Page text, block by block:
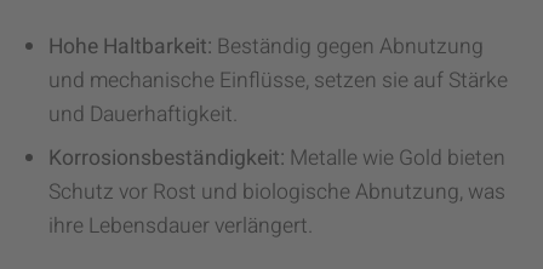
Hohe Haltbarkeit: Beständig gegen Abnutzung
und mechanische Einflüsse, setzen sie auf Stärke
und Dauerhaftigkeit.
Korrosionsbeständigkeit: Metalle wie Gold bieten
Schutz vor Rost und biologische Abnutzung, was
ihre Lebensdauer verlängert.